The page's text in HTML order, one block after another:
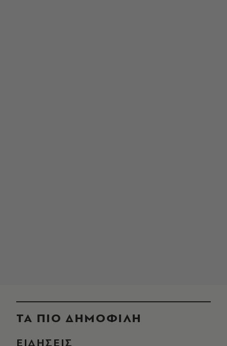
ΤΑ ΠΙΟ ΔΗΜΟΦΙΛΗ
ΕΙΔΗΣΕΙΣ